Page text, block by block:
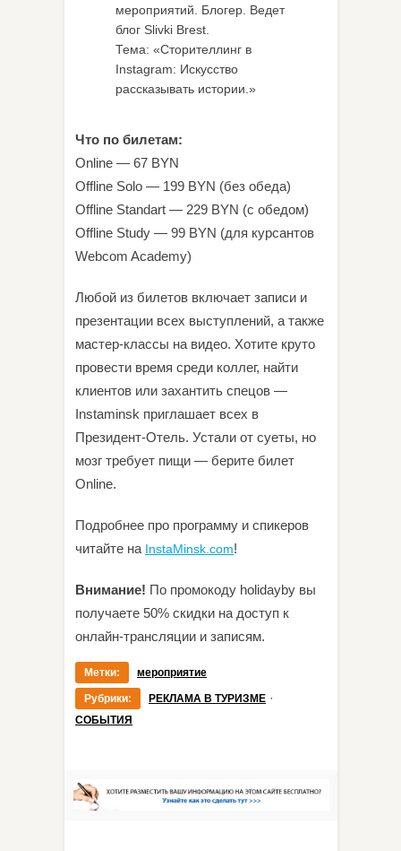
мероприятий. Блогер. Ведет
блог Slivki Brest.
Тема: «Сторителлинг в
Instagram: Искусство
рассказывать истории.»
Что по билетам:
Online — 67 BYN
Offline Solo — 199 BYN (без обеда)
Offline Standart — 229 BYN (с обедом)
Offline Study — 99 BYN (для курсантов
Webcom Academy)
Любой из билетов включает записи и
презентации всех выступлений, а также
мастер-классы на видео. Хотите круто
провести время среди коллег, найти
клиентов или захантить спецов —
Instaminsk приглашает всех в
Президент-Отель. Устали от суеты, но
мозг требует пищи — берите билет
Online.
Подробнее про программу и спикеров
читайте на InstaMinsk.com!
Внимание! По промокоду holidayby вы
получаете 50% скидки на доступ к
онлайн-трансляции и записям.
Метки: мероприятие
Рубрики: РЕКЛАМА В ТУРИЗМЕ ·
СОБЫТИЯ